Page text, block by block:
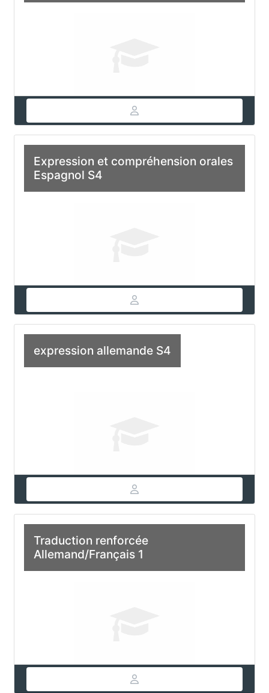
Expression et compréhension orales
Espagnol S4
expression allemande S4
Traduction renforcée
Allemand/Français 1